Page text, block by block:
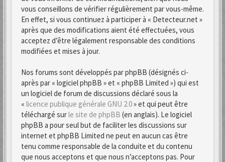
vous conseillons de vérifier régulièrement par vous-même.
En effet, si vous continuez à participer à « Detecteur.net »
après que des modifications aient été effectuées, vous
acceptez d’être légalement responsable des conditions
modifiées et mises à jour.
Nos forums sont développés par phpBB (désignés ci-
après par « logiciel phpBB » et « phpBB Limited ») qui est
un logiciel de forum de discussions déclaré sous la
« licence publique générale GNU 2.0» et qui peut être
téléchargé surle site de phpBB (en anglais). Le logiciel
phpBB a pour seul but de faciliter les discussions sur
internet et phpBB Limited ne peut en aucun cas être
tenu comme responsable de la conduite et du contenu
que nous acceptons et que nous n’acceptons pas. Pour